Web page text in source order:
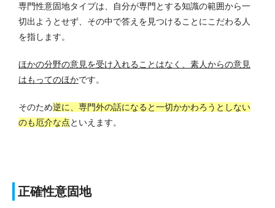
専門性意固地タイプは、自分が専門とする知識の範囲から一
切出ようとせず、その中で答えを見つけることにこだわる人
を指します。
ほかの分野の意見を受け入れることはなく、素人からの意見
はもってのほかです。
そのため逆に、専門外の話になると一切かかわろうとしない
のも厄介な点といえます。
正確性意固地